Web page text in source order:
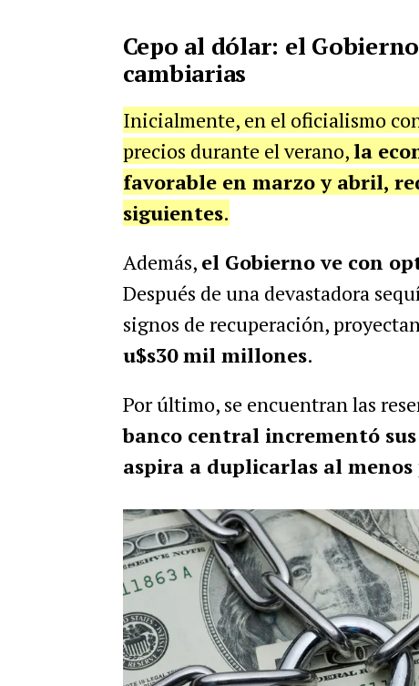
Cepo al dólar: el
cambiarias
Inicialmente, en el oficialismo
precios durante el verano,la
favorable en marzo y abril,
siguientes.
Además, el Gobierno ve con
Después de una devastadora
signos de recuperación,
u$s30 mil millones.
Por último, se encuentran las
banco central incrementó sus
aspira a duplicarlas al